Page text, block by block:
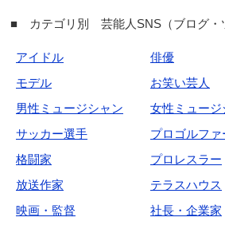
■ カテゴリ別 芸能人SNS（ブログ・
アイドル 俳優
モデル
お笑い芸人
男性ミュージシャン
女性ミュージ
サッカー選手
プロゴルファ
格闘家
プロレスラー
放送作家
テラスハウス
映画・監督
社長・企業家